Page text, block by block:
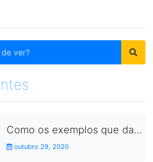
Como os exemplos que damos no dia a dia aproximam as crianças dos conceitos da sustentabilidade
outubro 29, 2020